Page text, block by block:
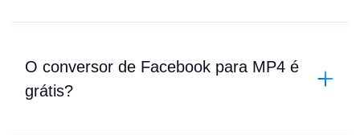
O conversor de Facebook para MP4 é
grátis?